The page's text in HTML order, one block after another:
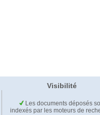
Visibilité
Les documents déposés
indexés par les moteurs de